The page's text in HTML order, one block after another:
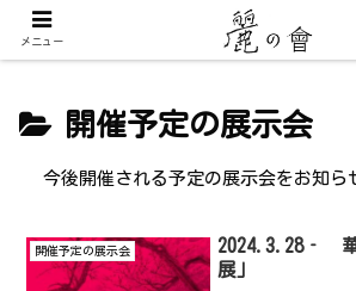
開催予定の展示会
今後開催される予定の展示会をお知ら
開催予定の展示会
2024.3.28‐
展」
メニュー